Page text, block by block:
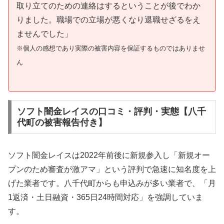
取り立てのための連絡はするということが後でわか
りました。職場での立場が悪くなり退職せざるをえ
ませんでした」
※個人の感想であり実際の被害内容を保証するものではありませ
ん
ソフト闇金レイスの口コミ・評判・実態【八千
代町の被害報告付き】
ソフト闇金レイスは2022年前後に新規参入し「新規オー
プンのため審査が激アマ」という評判で急速に知名度を上
げた業者です。八千代町からも申込みが多い業者で、「月
1返済・土日融資・365日24時間対応」を強調していま
す。